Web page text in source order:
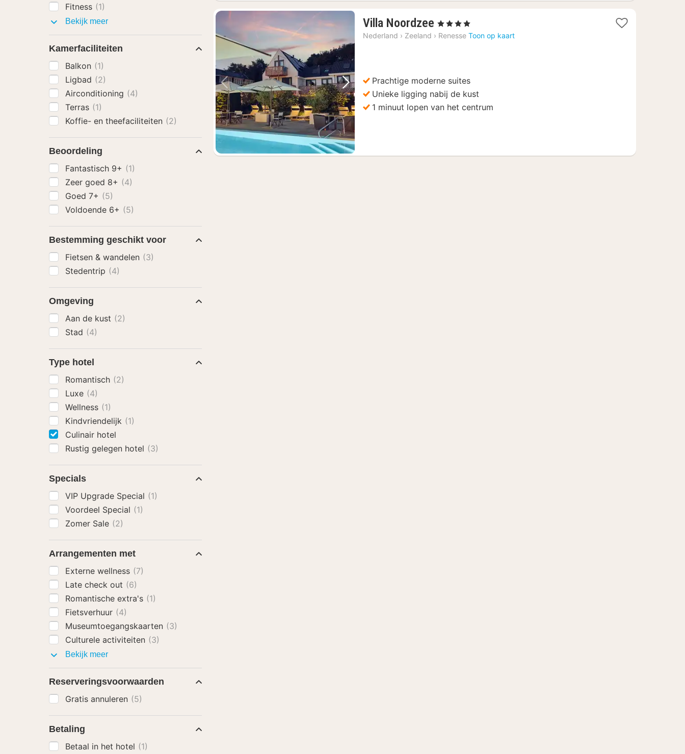
Vorige foto Volgende foto
Villa Noordzee 1
nacht
, 4 Sterren
Nederland › Zeeland › Renesse Toon op kaart
Prachtige moderne suites
Unieke ligging nabij de kust
1 minuut lopen van het centrum
Fitness (1)
Bekijk meerFaciliteiten
Kamerfaciliteiten
Balkon (1)
Ligbad (2)
Airconditioning (4)
Terras (1)
Koffie- en theefaciliteiten (2)
Beoordeling
Fantastisch 9+ (1)
Zeer goed 8+ (4)
Goed 7+ (5)
Voldoende 6+ (5)
Bestemming geschikt voor
Fietsen & wandelen (3)
Stedentrip (4)
Omgeving
Aan de kust (2)
Stad (4)
Type hotel
Romantisch (2)
Luxe (4)
Wellness (1)
Kindvriendelijk (1)
Culinair hotel
Rustig gelegen hotel (3)
Specials
VIP Upgrade Special (1)
Voordeel Special (1)
Zomer Sale (2)
Arrangementen met
Externe wellness (7)
Late check out (6)
Romantische extra's (1)
Fietsverhuur (4)
Museumtoegangskaarten (3)
Culturele activiteiten (3)
Bekijk meerArrangementen
Reserveringsvoorwaarden
Gratis annuleren (5)
Betaling
Betaal in het hotel (1)